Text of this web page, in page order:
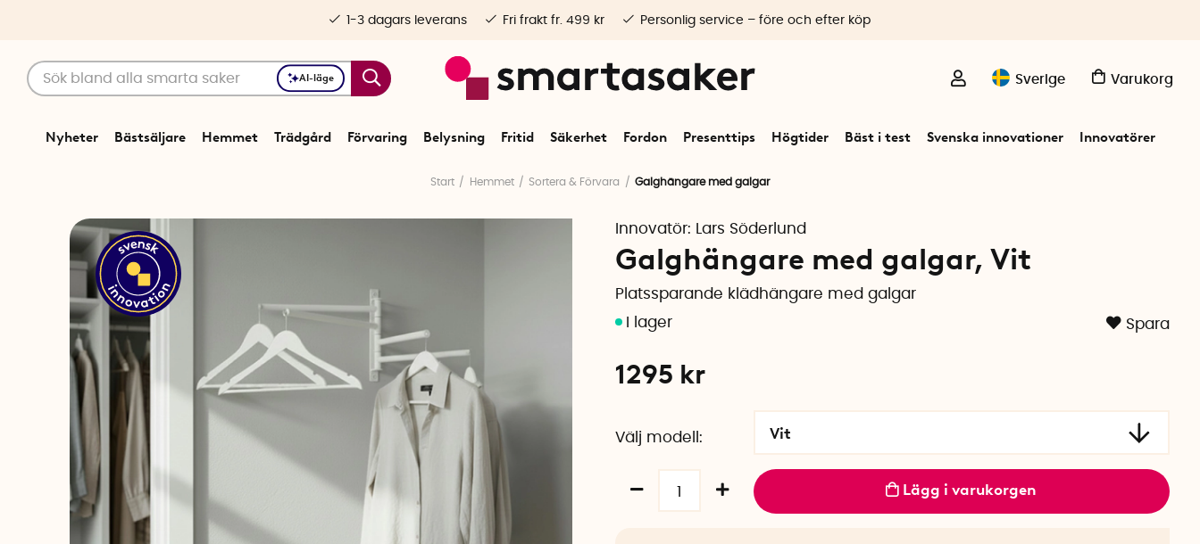
AI-läge Sverige Varukorg
Nyheter Bästsäljare Hemmet Trädgård Förvaring Belysning Fritid Säkerhet Fordon Presenttips Högtider Bäst i test Svenska innovationer Innovatörer
1-3 dagars leverans Fri frakt fr. 499 kr Personlig service – före och efter köp
Start Hemmet Sortera & Förvara Galghängare med galgar
Innovatör: Lars Söderlund
Galghängare med galgar, Vit
Platssparande klädhängare med galgar
Spara
1295 kr
Välj modell Vit
Lägg i varukorgen